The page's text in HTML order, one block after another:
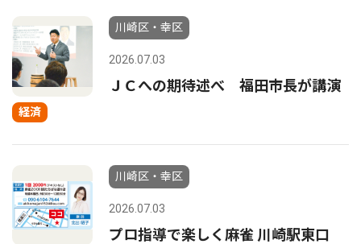
経済
川崎区・幸区
2026.07.03
ＪＣへの期待述べ 福田市長が講演
川崎区・幸区
2026.07.03
プロ指導で楽しく麻雀 川崎駅東口